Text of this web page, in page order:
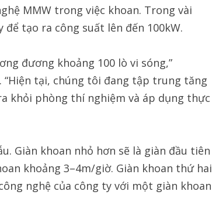
MMW trong việc khoan. Trong vài
để tạo ra công suất lên đến 100kW.
đương khoảng 100 lò vi sóng,”
“Hiện tại, chúng tôi đang tập trung tăng
khỏi phòng thí nghiệm và áp dụng thực
Giàn khoan nhỏ hơn sẽ là giàn đầu tiên
khoảng 3–4m/giờ. Giàn khoan thứ hai
nghệ của công ty với một giàn khoan